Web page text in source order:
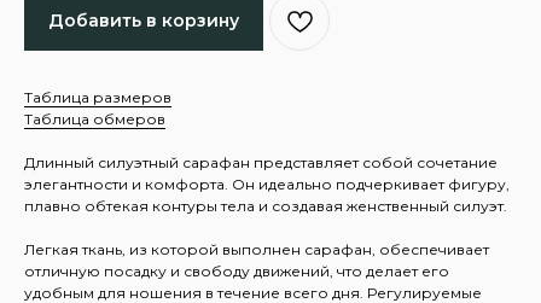
Добавить в корзину
Таблица размеров
Таблица обмеров
Длинный силуэтный сарафан представляет собой сочетание
элегантности и комфорта. Он идеально подчеркивает фигуру,
плавно обтекая контуры тела и создавая женственный силуэт.
Легкая ткань, из которой выполнен сарафан, обеспечивает
отличную посадку и свободу движений, что делает его
удобным для ношения в течение всего дня. Регулируемые